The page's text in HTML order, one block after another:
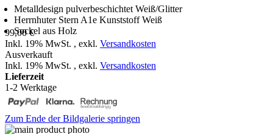
Metalldesign pulverbeschichtet Weiß/Glitter
Herrnhuter Stern A1e Kunststoff Weiß
Sockel aus Holz
99,00 €
Inkl. 19% MwSt. , exkl. Versandkosten
Ausverkauft
Inkl. 19% MwSt. , exkl. Versandkosten
Lieferzeit
1-2 Werktage
Zum Ende der Bildgalerie springen